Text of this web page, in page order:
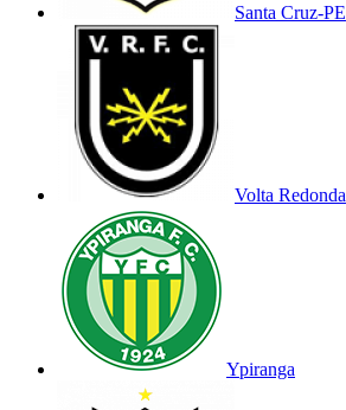
Santa Cruz-PE
Volta Redonda
Ypiranga